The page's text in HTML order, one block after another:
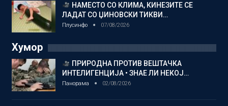
НАМЕСТО СО КЛИМА, КИНЕЗИТЕ СЕ
ЛАДАТ СО ЏИНОВСКИ ТИКВИ…
Плусинфо 07/08/2026
Хумор
ПРИРОДНА ПРОТИВ ВЕШТАЧКА
ИНТЕЛИГЕНЦИЈА • ЗНАЕ ЛИ НЕКОЈ…
Панорама 02/08/2026